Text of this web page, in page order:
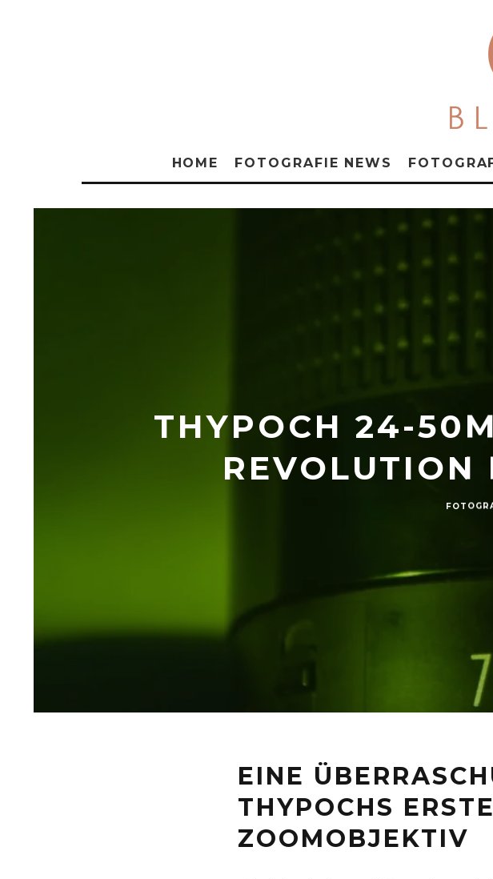
HOME FOTOGRAFIE NEWS
THYPOCH 24-
REVOLUTION
EINE
THYPOCHS
ZOOMOBJEKTIV